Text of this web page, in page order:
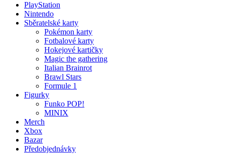
PlayStation
Nintendo
Sběratelské karty
Pokémon karty
Fotbalové karty
Hokejové kartičky
Magic the gathering
Italian Brainrot
Brawl Stars
Formule 1
Figurky
Funko POP!
MINIX
Merch
Xbox
Bazar
Předobjednávky